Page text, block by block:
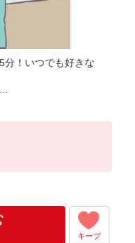
分！いつでも好きな
キープ